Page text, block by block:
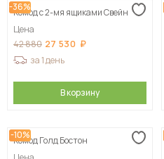
-36%
Комод с 2-мя ящиками Свейн
Цена
42 880 27 530
за 1 день
В корзину
-10%
Комод Голд Бостон